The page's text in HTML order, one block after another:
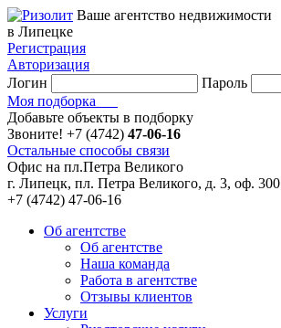
Ваше агентство недвижимости
в Липецке
Регистрация
Авторизация
Логин
Пароль
Моя подборка
Добавьте объекты в подборку
Звоните! +7 (4742) 47-06-16
Остальные способы связи
Офис на пл.Петра Великого
г. Липецк, пл. Петра Великого, д. 3, оф. 300
+7 (4742) 47-06-16
Об агентстве
Об агентстве
Наша команда
Работа в агентстве
Отзывы клиентов
Услуги